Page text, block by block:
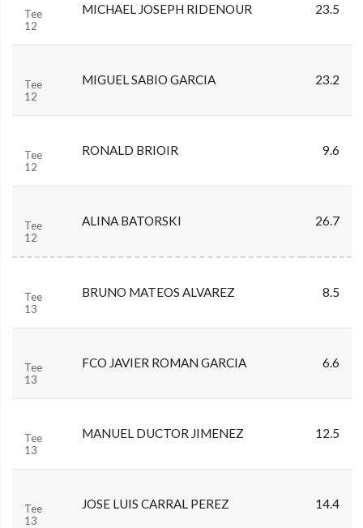
Tee
12
MICHAEL JOSEPH RIDENOUR 23.5
Tee
12
MIGUEL SABIO GARCIA 23.2
Tee
12
RONALD BRIOIR 9.6
Tee
12
ALINA BATORSKI 26.7
Tee
13
BRUNO MATEOS ALVAREZ 8.5
Tee
13
FCO JAVIER ROMAN GARCIA 6.6
Tee
13
MANUEL DUCTOR JIMENEZ 12.5
Tee
13
JOSE LUIS CARRAL PEREZ 14.4